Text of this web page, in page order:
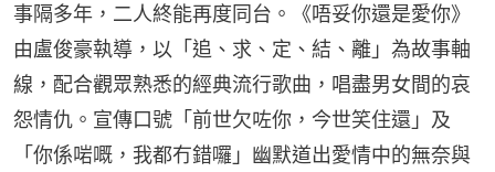
事隔多年，二人終能再度同台。《唔妥你還是愛你》
由盧俊豪執導，以「追、求、定、結、離」為故事軸
線，配合觀眾熟悉的經典流行歌曲，唱盡男女間的哀
怨情仇。宣傳口號「前世欠咗你，今世笑住還」及
「你係啱嘅，我都冇錯囉」幽默道出愛情中的無奈與